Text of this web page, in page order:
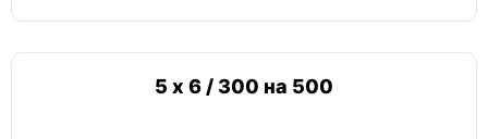
5 х 6 / 300 на 500